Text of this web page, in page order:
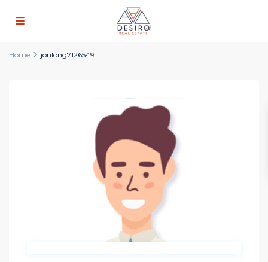
Home jonlong7126549